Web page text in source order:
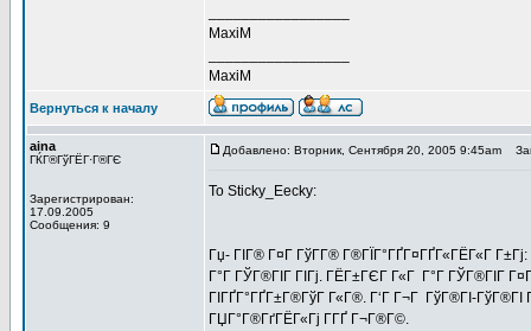
MaxiM
MaxiM
Вернуться к началу
aina
ГЌГ®ГўГЁГ·Г®ГЄ
Зарегистрирован:
17.09.2005
Сообщения: 9
Добавлено: Вторник, Сентября 20, 2005 9:45am
To Sticky_Eecky:
Гџ- ГІГ® Г¤Г ГўГ­Г® Г®ГЇГ°ГҐГ¤ГҐГ«ГЁГ«Г
Г°Г ГЎГ®ГІГ ГІГј. ГЁГ±ГЄГ Г«Г Г°Г ГЎГ®ГІГ
ГІГҐГ°ГҐГ±Г®ГўГ Г«Г®. Г‘Г Г¬Г ГўГ®ГІ-
ГЏГ°Г®ГґГЁГ«Гј Г­ГҐ Г¬Г®Г©.